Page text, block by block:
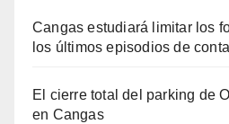
Cangas estudiará limitar los
los últimos episodios de
El cierre total del parking de
en Cangas